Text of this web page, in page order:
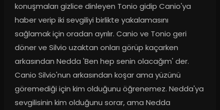
konuşmaları gizlice dinleyen Tonio gidip Canio'ya
haber verip iki sevgiliyi birlikte yakalamasını
sağlamak için oradan ayrılır. Canio ve Tonio geri
döner ve Silvio uzaktan onları görüp kaçarken
arkasından Nedda 'Ben hep senin olacağım' der.
Canio Silvio'nun arkasından koşar ama yüzünü
göremediği için kim olduğunu öğrenemez. Nedda'ya
sevgilisinin kim olduğunu sorar, ama Nedda